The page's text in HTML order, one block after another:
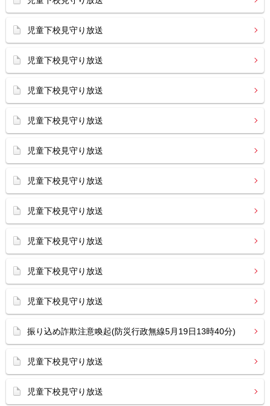
児童下校見守り放送
児童下校見守り放送
児童下校見守り放送
児童下校見守り放送
児童下校見守り放送
児童下校見守り放送
児童下校見守り放送
児童下校見守り放送
児童下校見守り放送
児童下校見守り放送
振り込め詐欺注意喚起(防災行政無線5月19日13時40分)
児童下校見守り放送
児童下校見守り放送